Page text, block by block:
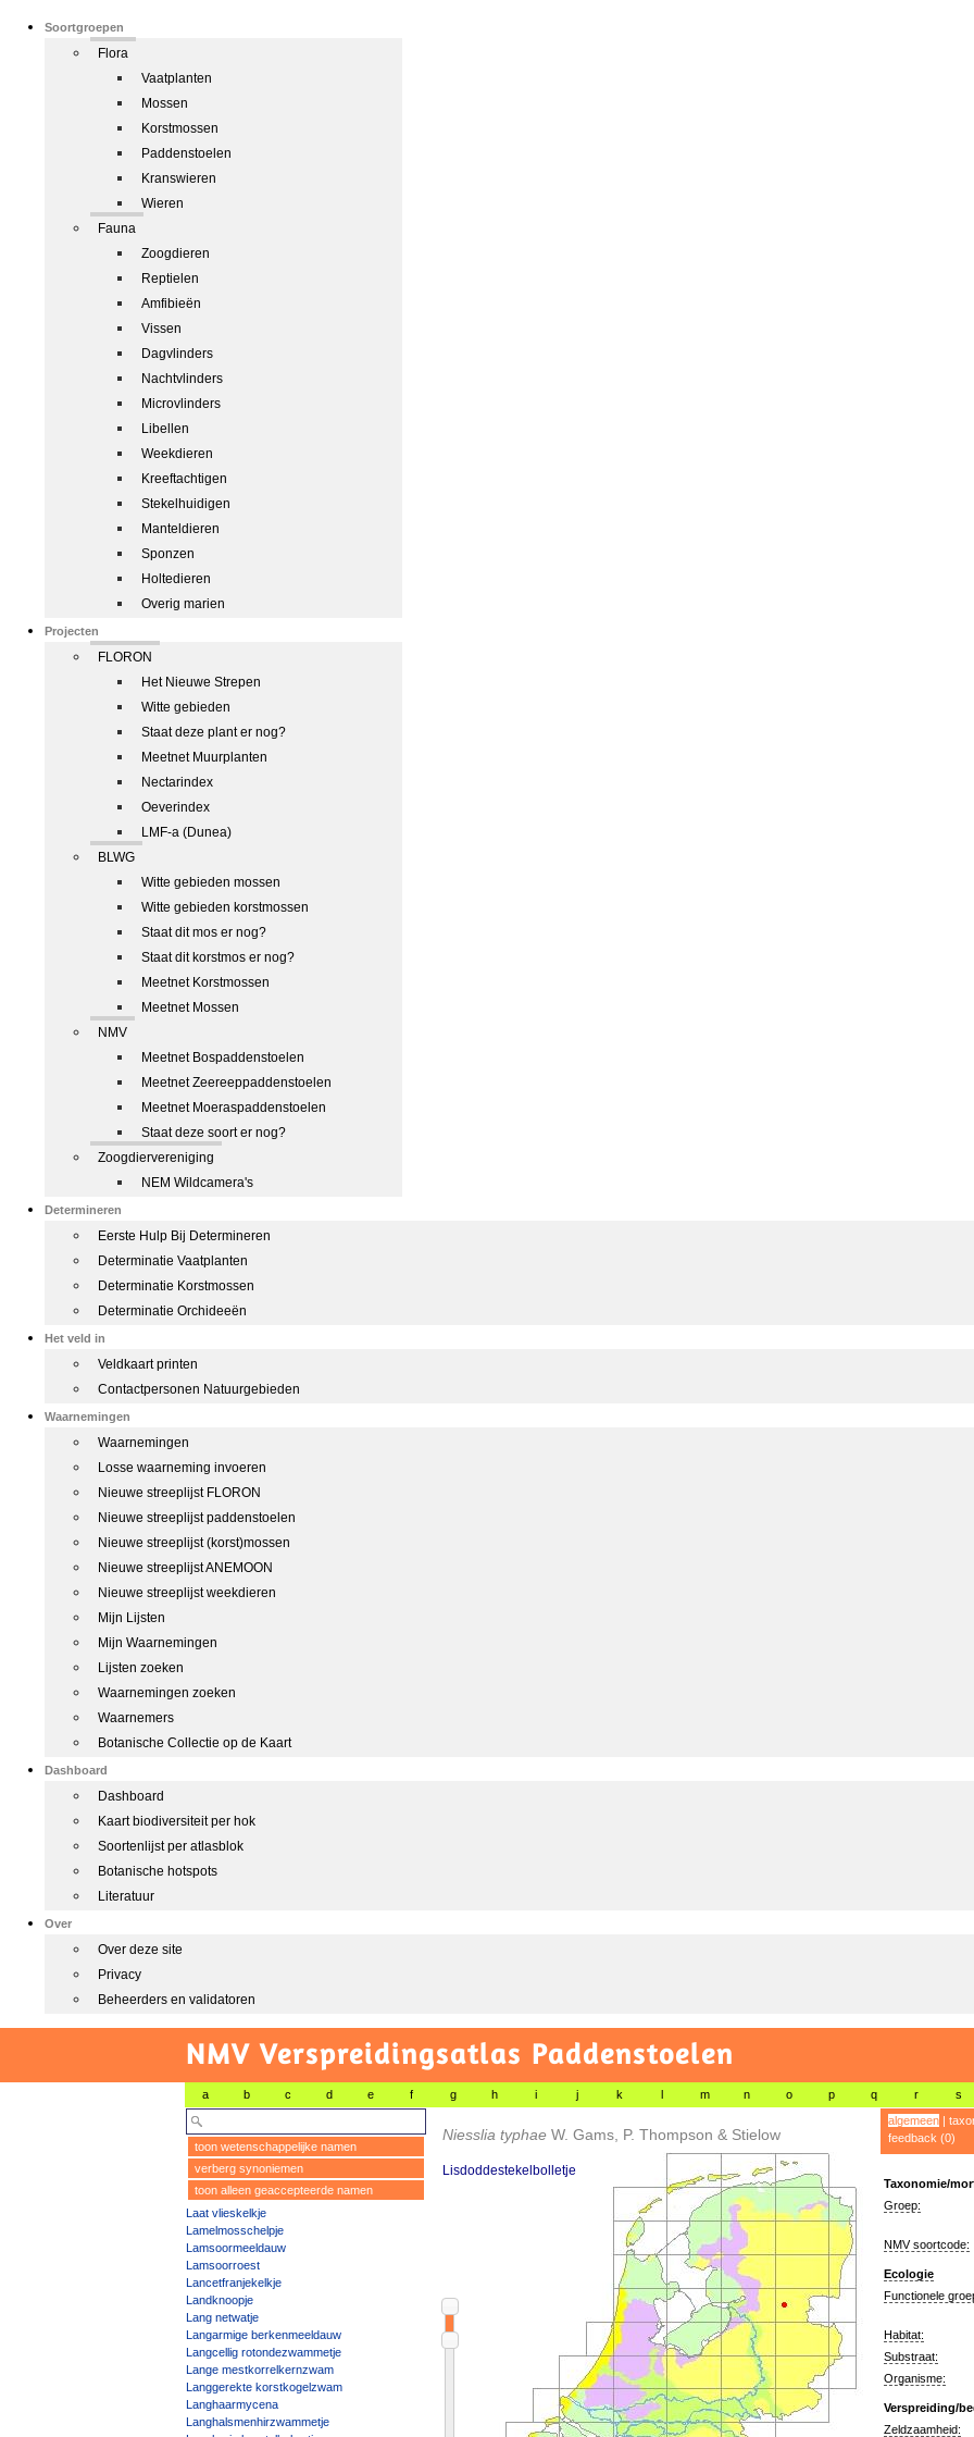
Soortgroepen
Flora
Vaatplanten
Mossen
Korstmossen
Paddenstoelen
Kranswieren
Wieren
Fauna
Zoogdieren
Reptielen
Amfibieën
Vissen
Dagvlinders
Nachtvlinders
Microvlinders
Libellen
Weekdieren
Kreeftachtigen
Stekelhuidigen
Manteldieren
Sponzen
Holtedieren
Overig marien
Projecten
FLORON
Het Nieuwe Strepen
Witte gebieden
Staat deze plant er nog?
Meetnet Muurplanten
Nectarindex
Oeverindex
LMF-a (Dunea)
BLWG
Witte gebieden mossen
Witte gebieden korstmossen
Staat dit mos er nog?
Staat dit korstmos er nog?
Meetnet Korstmossen
Meetnet Mossen
NMV
Meetnet Bospaddenstoelen
Meetnet Zeereeppaddenstoelen
Meetnet Moeraspaddenstoelen
Staat deze soort er nog?
Zoogdiervereniging
NEM Wildcamera's
Determineren
Eerste Hulp Bij Determineren
Determinatie Vaatplanten
Determinatie Korstmossen
Determinatie Orchideeën
Het veld in
Veldkaart printen
Contactpersonen Natuurgebieden
Waarnemingen
Waarnemingen
Losse waarneming invoeren
Nieuwe streeplijst FLORON
Nieuwe streeplijst paddenstoelen
Nieuwe streeplijst (korst)mossen
Nieuwe streeplijst ANEMOON
Nieuwe streeplijst weekdieren
Mijn Lijsten
Mijn Waarnemingen
Lijsten zoeken
Waarnemingen zoeken
Waarnemers
Botanische Collectie op de Kaart
Dashboard
Dashboard
Kaart biodiversiteit per hok
Soortenlijst per atlasblok
Botanische hotspots
Literatuur
Over
Over deze site
Privacy
Beheerders en validatoren
NMV Verspreidingsatlas Paddenstoelen
a b c d e f g h i j k l m n o p q r s
toon wetenschappelijke namen
verberg synoniemen
toon alleen geaccepteerde namen
Laat vlieskelkje
Lamelmosschelpje
Lamsoormeeldauw
Lamsoorroest
Lancetfranjekelkje
Landknoopje
Lang netwatje
Langarmige berkenmeeldauw
Langcellig rotondezwammetje
Lange mestkorrelkernzwam
Langgerekte korstkogelzwam
Langhaarmycena
Langhalsmenhirzwammetje
Niesslia typhae W. Gams, P. Thompson & Stielow
Lisdoddestekelbolletje
algemeen|
feedback (0)
Taxonomie/
Groep:
NMV soortcode:
Ecologie
Functionele
Habitat:
Substraat:
Organisme:
Verspreiding/
Zeldzaamheid: